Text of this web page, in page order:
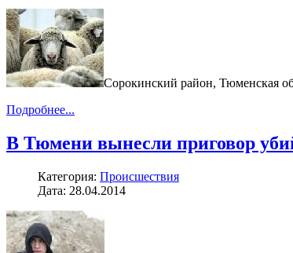
Сорокинский район, Тюменская
Подробнее...
В Тюмени вынесли приговор
Категория: Происшествия
Дата: 28.04.2014